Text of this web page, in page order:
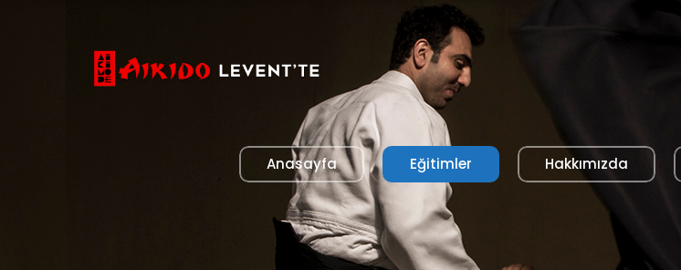
Anasayfa Eğitimler Hakkımızda